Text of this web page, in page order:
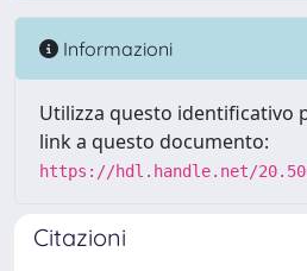
Informazioni
Utilizza questo identificativo
link a questo documento:
https://hdl.handle.net/
Citazioni